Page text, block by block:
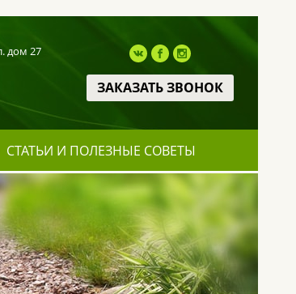
дом 27
ЗАКАЗАТЬ ЗВОНОК
СТАТЬИ И ПОЛЕЗНЫЕ СОВЕТЫ